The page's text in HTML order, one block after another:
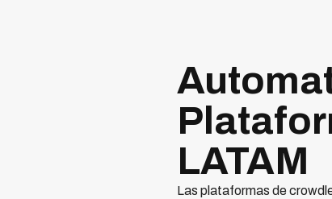
LATAM
Las plataformas de